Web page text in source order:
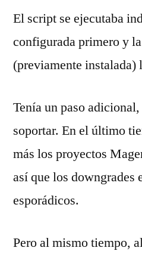
El script se ejecutaba
configurada primero y
(previamente instalada)
Tenía un paso
soportar. En el último
más los proyectos
así que los downgrades
esporádicos.
Pero al mismo tiempo,